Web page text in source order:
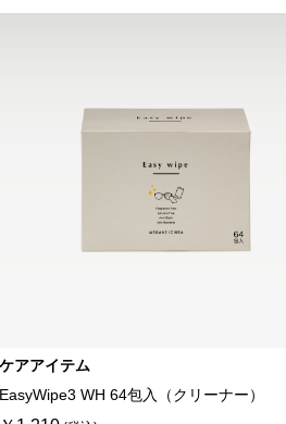
ケアアイテム
EasyWipe3 WH 64包入（クリーナー）